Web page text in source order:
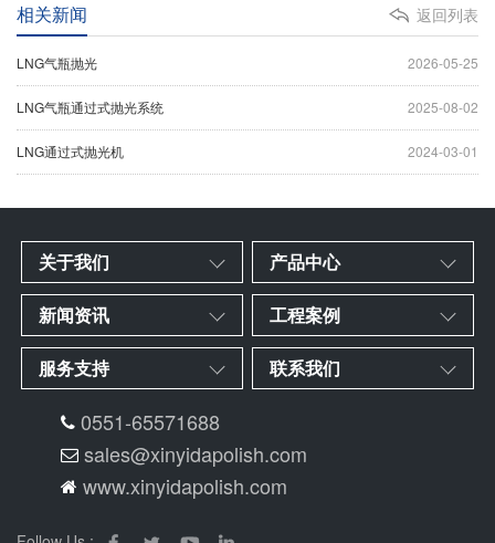
返回列表
相关新闻
2026-05-25
LNG气瓶抛光
2025-08-02
LNG气瓶通过式抛光系统
2024-03-01
LNG通过式抛光机
关于我们 产品中心
新闻资讯 工程案例
服务支持 联系我们
0551-65571688
sales@xinyidapolish.com
www.xinyidapolish.com